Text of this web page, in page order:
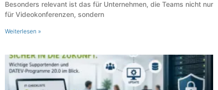
Besonders relevant ist das für Unternehmen, die Teams nicht nur
für Videokonferenzen, sondern
Weiterlesen »